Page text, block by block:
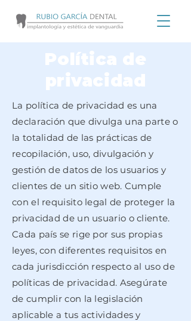
Política de
privacidad
La política de privacidad es una
declaración que divulga una parte o
la totalidad de las prácticas de
recopilación, uso, divulgación y
gestión de datos de los usuarios y
clientes de un sitio web. Cumple
con el requisito legal de proteger la
privacidad de un usuario o cliente.
Cada país se rige por sus propias
leyes, con diferentes requisitos en
cada jurisdicción respecto al uso de
políticas de privacidad. Asegúrate
de cumplir con la legislación
aplicable a tus actividades y